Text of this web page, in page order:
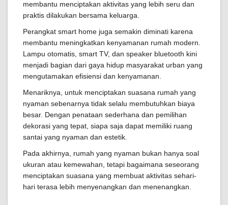
membantu menciptakan aktivitas yang lebih seru dan
praktis dilakukan bersama keluarga.
Perangkat smart home juga semakin diminati karena
membantu meningkatkan kenyamanan rumah modern.
Lampu otomatis, smart TV, dan speaker bluetooth kini
menjadi bagian dari gaya hidup masyarakat urban yang
mengutamakan efisiensi dan kenyamanan.
Menariknya, untuk menciptakan suasana rumah yang
nyaman sebenarnya tidak selalu membutuhkan biaya
besar. Dengan penataan sederhana dan pemilihan
dekorasi yang tepat, siapa saja dapat memiliki ruang
santai yang nyaman dan estetik.
Pada akhirnya, rumah yang nyaman bukan hanya soal
ukuran atau kemewahan, tetapi bagaimana seseorang
menciptakan suasana yang membuat aktivitas sehari-
hari terasa lebih menyenangkan dan menenangkan.